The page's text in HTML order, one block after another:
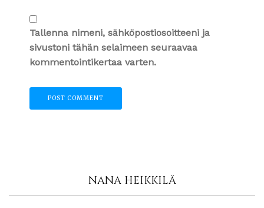
Tallenna nimeni, sähköpostiosoitteeni ja
sivustoni tähän selaimeen seuraavaa
kommentointikertaa varten.
NANA HEIKKILÄ